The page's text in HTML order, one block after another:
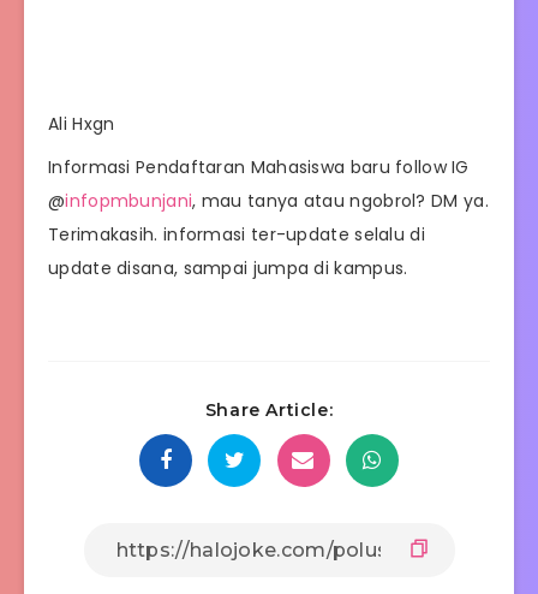
Ali Hxgn
Informasi Pendaftaran Mahasiswa baru follow IG
@infopmbunjani, mau tanya atau ngobrol? DM ya.
Terimakasih. informasi ter-update selalu di
update disana, sampai jumpa di kampus.
Share Article: